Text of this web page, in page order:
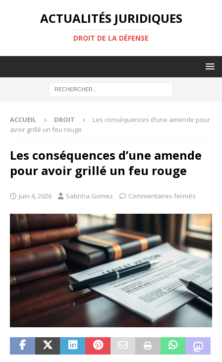
ACTUALITÉS JURIDIQUES
DROIT DE LA DÉFENSE
ACCUEIL DROIT
Les conséquences d’une amende pour
avoir grillé un feu rouge
Les conséquences d’une amende
pour avoir grillé un feu rouge
juin 4, 2026 Sabrina Gomez Commentaires fermés